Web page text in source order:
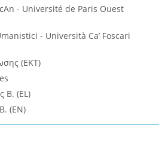
- Université de Paris Ouest
- Università Ca’ Foscari
(ΕΚΤ)
Β. (EL)
(EN)